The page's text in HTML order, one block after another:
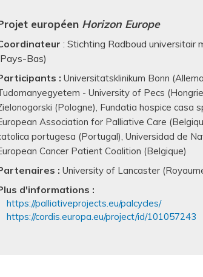
européen Horizon Europe
: Stichting Radboud universitair
Bas)
: Universitatsklinikum Bonn
- University of Pecs
(Pologne) Fundatia hospice casa
Association for Palliative Care
portugesa (Portugal) Universidad de
Cancer Patient Coalition (Belgique)
: University of Lancaster
d'informations :
https://palliativeprojects.eu/palcycles/
https://cordis.europa.eu/project/id/101057243